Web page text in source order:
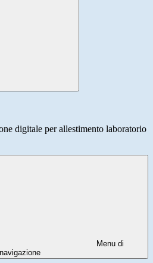
digitale per allestimento laboratorio
Menu di
navigazione